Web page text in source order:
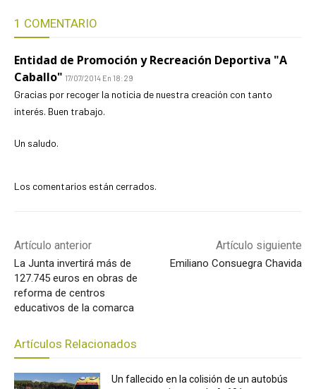
1 COMENTARIO
Entidad de Promoción y Recreación Deportiva "A
Caballo" 17/07/2014 En 18:29
Gracias por recoger la noticia de nuestra creación con tanto
interés. Buen trabajo.
Un saludo.
Los comentarios están cerrados.
Artículo anterior
La Junta invertirá más de
127.745 euros en obras de
reforma de centros
educativos de la comarca
Artículo siguiente
Emiliano Consuegra Chavida
Artículos Relacionados
Un fallecido en la colisión de un autobús